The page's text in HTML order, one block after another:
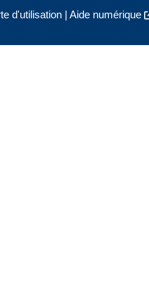
d'utilisation| Aide numérique